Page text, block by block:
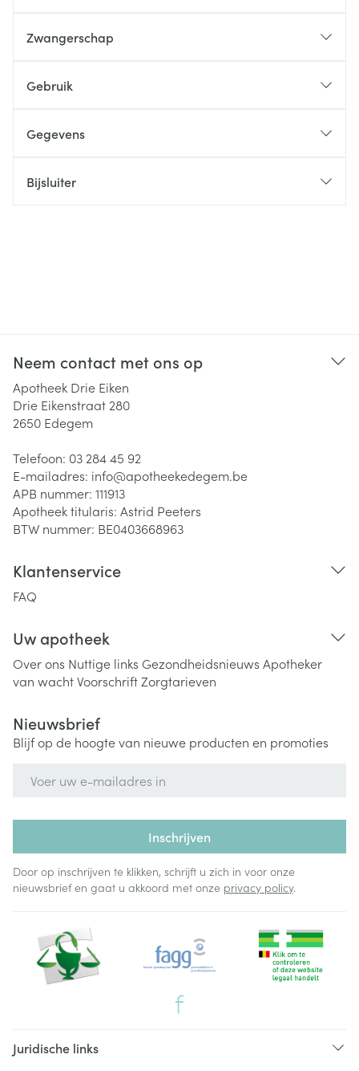
Zwangerschap
Gebruik
Gegevens
Bijsluiter
Neem contact met ons op
Apotheek Drie Eiken
Drie Eikenstraat 280
2650 Edegem
Telefoon: 03 284 45 92
E-mailadres: info@apotheekedegem.be
APB nummer: 111913
Apotheek titularis: Astrid Peeters
BTW nummer: BE0403668963
Klantenservice
FAQ
Uw apotheek
Over ons Nuttige links Gezondheidsnieuws Apotheker
van wachtVoorschriftZorgtarieven
Nieuwsbrief
Blijf op de hoogte van nieuwe producten en promoties
Inschrijven
Door op inschrijven te klikken, schrijft u zich in voor onze
nieuwsbrief en gaat u akkoord met onze privacy policy.
Juridische links